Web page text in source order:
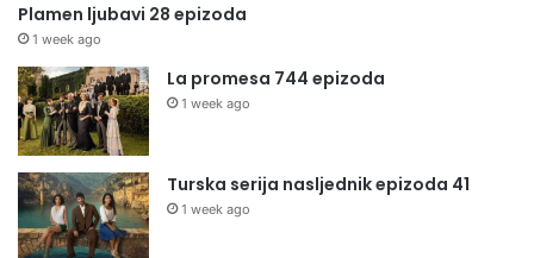
Plamen ljubavi 28 epizoda
1 week ago
La promesa 744 epizoda
1 week ago
Turska serija nasljednik epizoda 41
1 week ago